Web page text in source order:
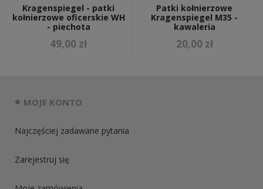
Kragenspiegel - patki
kołnierzowe oficerskie WH
- piechota
49,00 zł
Patki kołnierzowe
Kragenspiegel M35 -
kawaleria
20,00 zł
MOJE KONTO
Najczęściej zadawane pytania
Zarejestruj się